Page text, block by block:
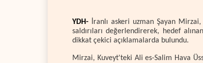
YDH- İranlı askeri uzman Şayan
saldırıları değerlendirerek, hedef
dikkat çekici açıklamalarda bulundu.
Mirzai, Kuveyt'teki Ali es-Salim Hava